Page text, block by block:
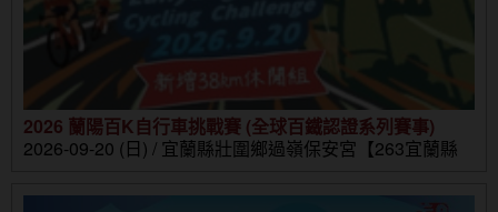
2026 蘭陽百K自行車挑戰賽 (全球百鐵認證系列賽事)
2026-09-20 (日) / 宜蘭縣壯圍鄉過嶺保安宮【263宜蘭縣